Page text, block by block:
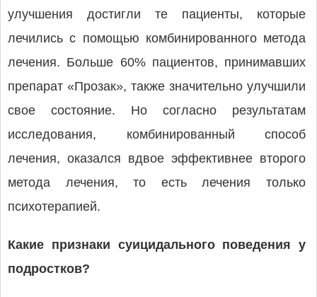
улучшения достигли те пациенты, которые
лечились с помощью комбинированного метода
лечения. Больше 60% пациентов, принимавших
препарат «Прозак», также значительно улучшили
свое состояние. Но согласно результатам
исследования, комбинированный способ
лечения, оказался вдвое эффективнее второго
метода лечения, то есть лечения только
психотерапией.
Какие признаки суицидального поведения у
подростков?